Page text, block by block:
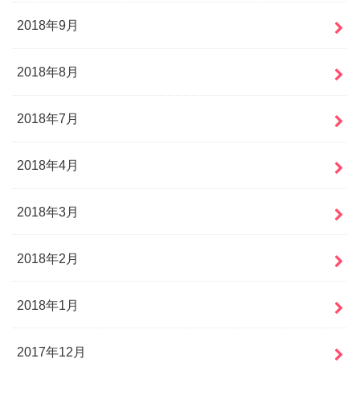
2018年9月
2018年8月
2018年7月
2018年4月
2018年3月
2018年2月
2018年1月
2017年12月